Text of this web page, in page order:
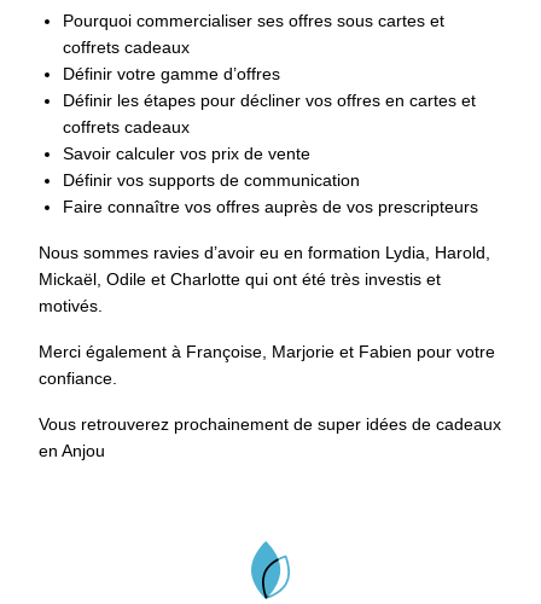
Pourquoi commercialiser ses offres sous cartes et
coffrets cadeaux
Définir votre gamme d’offres
Définir les étapes pour décliner vos offres en cartes et
coffrets cadeaux
Savoir calculer vos prix de vente
Définir vos supports de communication
Faire connaître vos offres auprès de vos prescripteurs
Nous sommes ravies d’avoir eu en formation Lydia, Harold,
Mickaël, Odile et Charlotte qui ont été très investis et
motivés.
Merci également à Françoise, Marjorie et Fabien pour votre
confiance.
Vous retrouverez prochainement de super idées de cadeaux
en Anjou